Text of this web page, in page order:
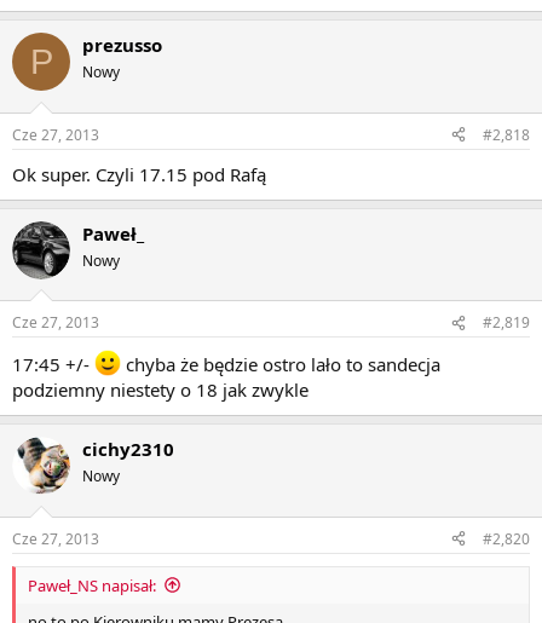
P prezusso
Nowy
Cze 27, 2013 #2,818
Ok super. Czyli 17.15 pod Rafą
Paweł_
Nowy
Cze 27, 2013 #2,819
17:45 +/-
chyba że będzie ostro lało to sandecja
podziemny niestety o 18 jak zwykle
cichy2310
Nowy
Cze 27, 2013 #2,820
Paweł_NS napisał: